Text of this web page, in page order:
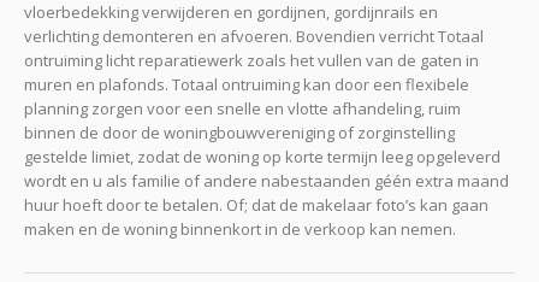
vloerbedekking verwijderen en gordijnen, gordijnrails en
verlichting demonteren en afvoeren. Bovendien verricht Totaal
ontruiming licht reparatiewerk zoals het vullen van de gaten in
muren en plafonds. Totaal ontruiming kan door een flexibele
planning zorgen voor een snelle en vlotte afhandeling, ruim
binnen de door de woningbouwvereniging of zorginstelling
gestelde limiet, zodat de woning op korte termijn leeg opgeleverd
wordt en u als familie of andere nabestaanden géén extra maand
huur hoeft door te betalen. Of; dat de makelaar foto’s kan gaan
maken en de woning binnenkort in de verkoop kan nemen.